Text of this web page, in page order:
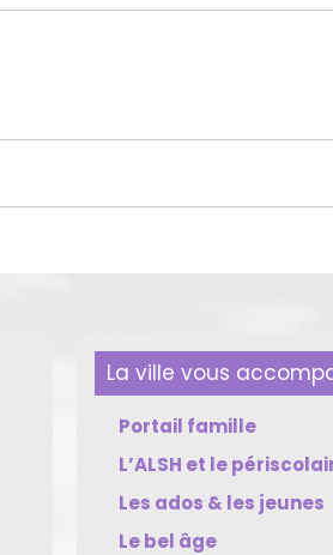
La ville vous
Portail famille
L’ALSH et le
Les ados & les jeunes
Le bel âge